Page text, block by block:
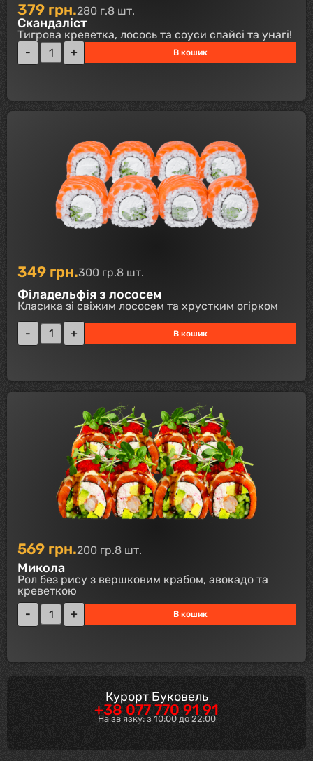
379 грн.280 г.8 шт.
Скандаліст
Тигрова креветка, лосось та соуси спайсі та унагі!
В кошик
349 грн.300 гр.8 шт.
Філадельфія з лососем
Класика зі свіжим лососем та хрустким огірком
В кошик
569 грн.200 гр.8 шт.
Микола
Рол без рису з вершковим крабом, авокадо та
креветкою
В кошик
Курорт Буковель
+38 077 770 91 91
На зв'язку: з 10:00 до 22:00